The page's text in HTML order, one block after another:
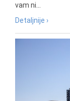
vam ni...
Detaljnije ›